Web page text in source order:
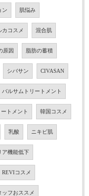
ン 肌悩み
カコスメ 混合肌
原因 脂肪の蓄積
シバサン CIVASAN
バルサムトリートメント
トメント 韓国コスメ
乳酸 ニキビ肌
ア機能低下
REVIコスメ
ッフおススメ